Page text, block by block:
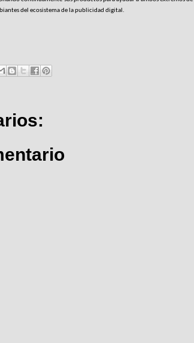
del ecosistema de la publicidad digital.